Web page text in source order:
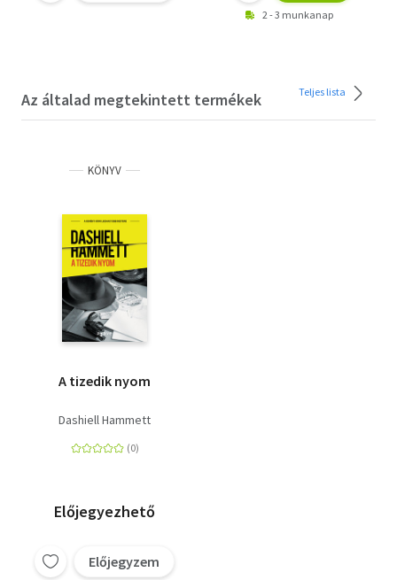
2 - 3 munkanap
Az általad megtekintett termékek Teljes lista
KÖNYV
A tizedik nyom
Dashiell Hammett
Előjegyezhető
Előjegyzem